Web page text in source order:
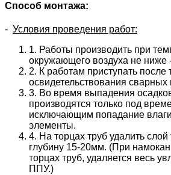
Способ монтажа:
- Условия проведения работ:
1. Работы производить при
окружающего воздуха не ниже
2. К работам приступать после
освидетельствования
3. Во время выпадения
производятся только под
исключающим попадание
элементы.
4. На торцах труб удалить
глубину 15-20мм. (При
торцах труб, удаляется весь
ППУ.)